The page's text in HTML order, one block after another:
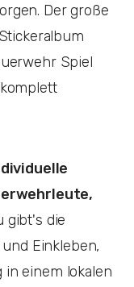
Der große
Spiel
gibt's die
Einkleben,
in einem lokalen